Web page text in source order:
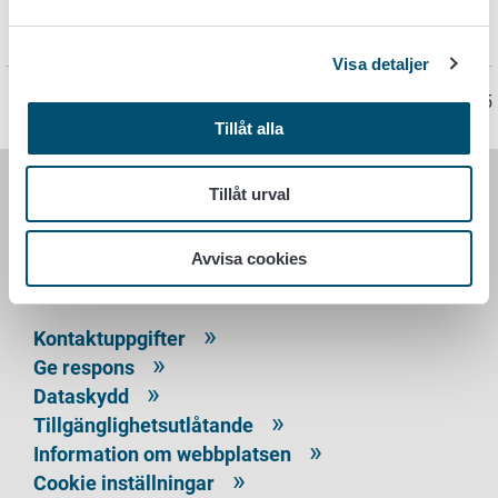
Visa detaljer
Tillåt alla
Tillåt urval
Avvisa cookies
vattenbruksdjur, avsedda för vidare bearbetning, pdf
Sidan har senast uppdaterats 31.12.2025
00027 LIVSMEDELSVERKET
Kontaktuppgifter
Ge respons
Dataskydd
Tillgänglighetsutlåtande
Information om webbplatsen
Cookie inställningar